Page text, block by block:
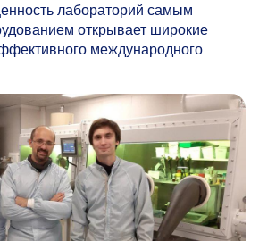
лабораторий самым
открывает широкие
международного